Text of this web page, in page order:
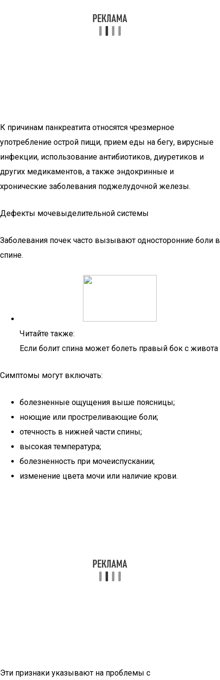
К причинам панкреатита относятся чрезмерное
употребление острой пищи, прием еды на бегу, вирусные
инфекции, использование антибиотиков, диуретиков и
других медикаментов, а также эндокринные и
хронические заболевания поджелудочной железы.
Дефекты мочевыделительной системы
Заболевания почек часто вызывают односторонние боли в
спине.
Читайте также:
Если болит спина может болеть правый бок с живота
Симптомы могут включать:
болезненные ощущения выше поясницы;
ноющие или простреливающие боли;
отечность в нижней части спины;
высокая температура;
болезненность при мочеиспускании;
изменение цвета мочи или наличие крови.
Эти признаки указывают на проблемы с